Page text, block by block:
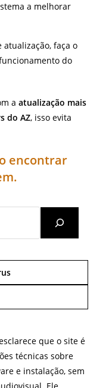
a melhorar
atualização, faça o
do
a atualização mais
do AZ, isso evita
encontrar
que o site é
técnicas sobre
e instalação, sem